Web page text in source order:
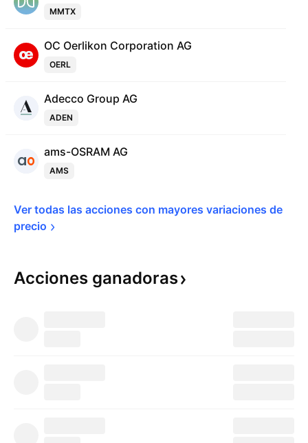
MMTX
OC Oerlikon Corporation AG
OERL
Adecco Group AG
ADEN
ams-OSRAM AG
AMS
precio
Acciones ganadoras